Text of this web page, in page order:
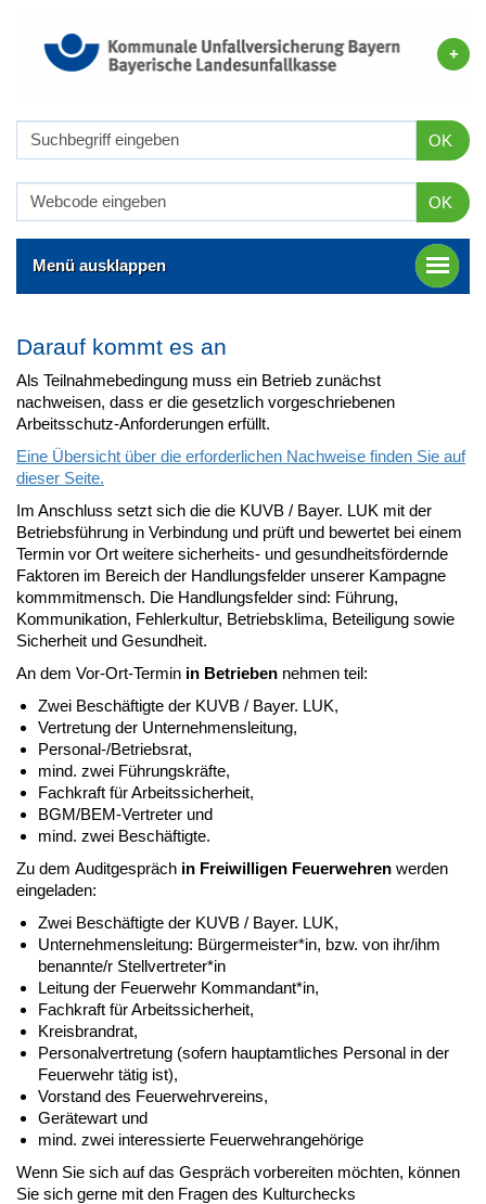
OK
OK
Menü ausklappen
Darauf kommt es an
Als Teilnahmebedingung muss ein Betrieb zunächst
nachweisen, dass er die gesetzlich vorgeschriebenen
Arbeitsschutz-Anforderungen erfüllt.
Eine Übersicht über die erforderlichen Nachweise finden Sie auf
dieser Seite.
Im Anschluss setzt sich die die KUVB / Bayer. LUK mit der
Betriebsführung in Verbindung und prüft und bewertet bei einem
Termin vor Ort weitere sicherheits- und gesundheitsfördernde
Faktoren im Bereich der Handlungsfelder unserer Kampagne
kommmitmensch. Die Handlungsfelder sind: Führung,
Kommunikation, Fehlerkultur, Betriebsklima, Beteiligung sowie
Sicherheit und Gesundheit.
An dem Vor-Ort-Termin in Betrieben nehmen teil:
Zwei Be­schäftigte der KUVB / Bayer. LUK,
Vertretung der Unternehmensleitung,
Personal-/Be­triebsrat,
mind. zwei Führungs­kräfte,
Fachkraft für Arbeitssicherheit,
BGM/BEM-Vertreter und
mind. zwei Beschäftigte.
Zu dem Auditgespräch in Freiwilligen Feuerwehren werden
eingeladen:
Zwei Be­schäftigte der KUVB / Bayer. LUK,
Unternehmensleitung: Bürgermeister*in, bzw. von ihr/ihm
benannte/r Stellvertreter*in
Leitung der Feuerwehr Kommandant*in,
Fachkraft für Arbeitssicherheit,
Kreisbrandrat,
Personalvertretung (sofern hauptamtliches Personal in der
Feuerwehr tätig ist),
Vorstand des Feuerwehrvereins,
Gerätewart und
mind. zwei interessierte Feuerwehrangehörige
Wenn Sie sich auf das Gespräch vorbereiten möchten, können
Sie sich gerne mit den Fragen des Kulturchecks